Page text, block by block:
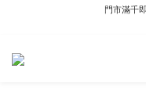
新自製款系列首
門市滿千